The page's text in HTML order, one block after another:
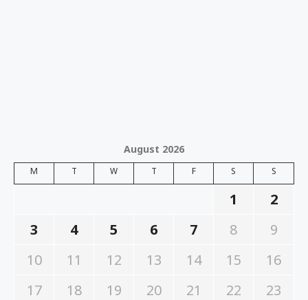
August 2026
M T W T F S S
1
2
3
4 5 6 7 8
9
10
11 12 13 14 15
16
17
18 19 20 21 22
23